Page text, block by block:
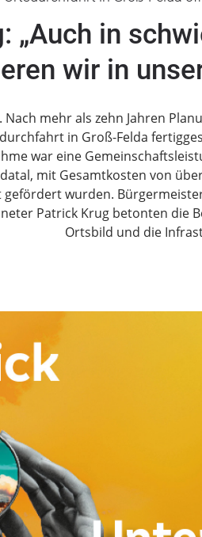
„Auch in
wir in
Nach mehr als zehn Jahren
in Groß-Felda
war eine
mit Gesamtkosten von
gefördert wurden.
Patrick Krug betonten die
Ortsbild und die